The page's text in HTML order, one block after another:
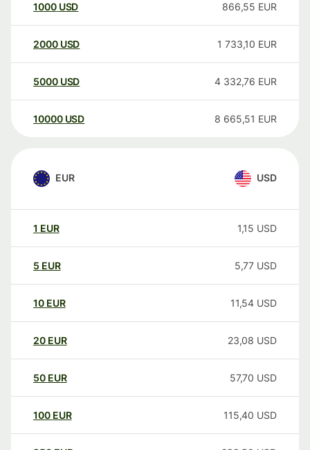
1000 USD 866,55 EUR
2000 USD 1 733,10 EUR
5000 USD 4 332,76 EUR
10000 USD 8 665,51 EUR
EUR USD
1 EUR 1,15 USD
5 EUR 5,77 USD
10 EUR 11,54 USD
20 EUR 23,08 USD
50 EUR 57,70 USD
100 EUR 115,40 USD